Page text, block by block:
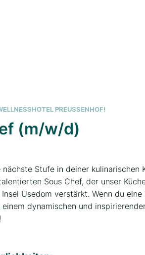
PREUSSENHOF!
(m/w/d)
Stufe in deiner kulinarischen
Sous Chef, der unser
Usedom verstärkt. Wenn du
dynamischen und